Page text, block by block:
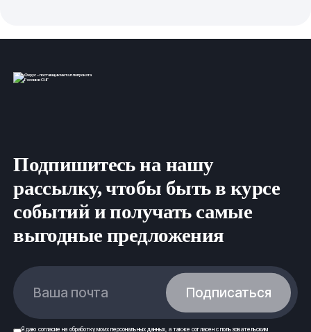
Подпишитесь на нашу
рассылку, чтобы быть в курсе
событий и получать самые
выгодные предложения
Ваша почта Подписаться
Я даю согласие на обработку моих персональных данных , а также согласен спользовательским